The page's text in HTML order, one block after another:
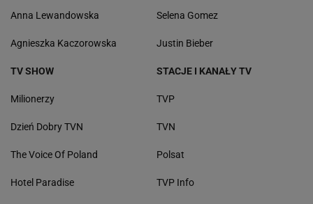
Anna Lewandowska
Agnieszka Kaczorowska
Selena Gomez
Justin Bieber
TV SHOW
Milionerzy
Dzień Dobry TVN
The Voice Of Poland
Hotel Paradise
STACJE I KANAŁY TV
TVP
TVN
Polsat
TVP Info